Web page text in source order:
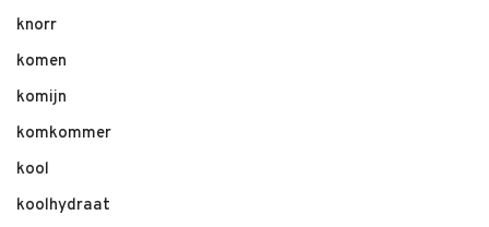
knorr
komen
komijn
komkommer
kool
koolhydraat